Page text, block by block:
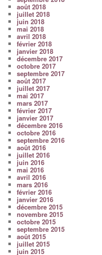
août 2018
juillet 2018
juin 2018
mai 2018
avril 2018
février 2018
janvier 2018
décembre 2017
octobre 2017
septembre 2017
août 2017
juillet 2017
mai 2017
mars 2017
février 2017
janvier 2017
décembre 2016
octobre 2016
septembre 2016
août 2016
juillet 2016
juin 2016
mai 2016
avril 2016
mars 2016
février 2016
janvier 2016
décembre 2015
novembre 2015
octobre 2015
septembre 2015
août 2015
juillet 2015
juin 2015